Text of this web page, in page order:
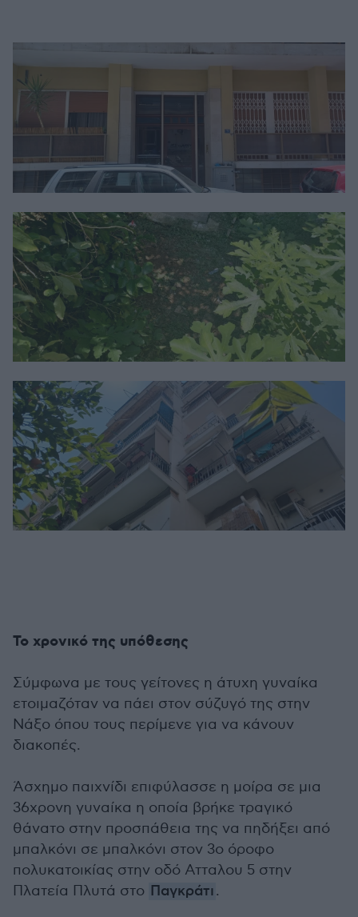
Το χρονικό της υπόθεσης
Σύμφωνα με τους γείτονες η άτυχη γυναίκα
ετοιμαζόταν να πάει στον σύζυγό της στην
Νάξο όπου τους περίμενε για να κάνουν
διακοπές.
Άσχημο παιχνίδι επιφύλασσε η μοίρα σε μια
36χρονη γυναίκα η οποία βρήκε τραγικό
θάνατο στην προσπάθεια της να πηδήξει από
μπαλκόνι σε μπαλκόνι στον 3ο όροφο
πολυκατοικίας στην οδό Ατταλου 5 στην
Πλατεία Πλυτά στο Παγκράτι.